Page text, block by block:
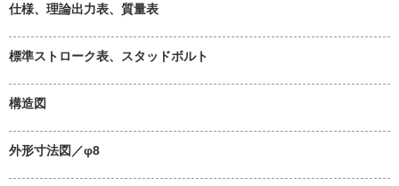
仕様、理論出力表、質量表
標準ストローク表、スタッドボルト
構造図
外形寸法図／φ8